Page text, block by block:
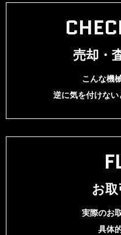
売却・
こんな機
逆に気を付けない
お
実際のお
具体